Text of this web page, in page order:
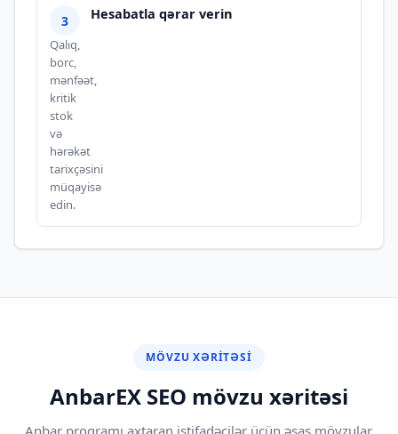
Hesabatla qərar verin
Qalıq,
borc,
mənfəət,
kritik
stok
və
hərəkət
tarixçəsini
müqayisə
edin.
MÖVZU XƏRITƏSI
AnbarEX SEO mövzu xəritəsi
Anbar proqramı axtaran istifadəçilər üçün əsas mövzular,